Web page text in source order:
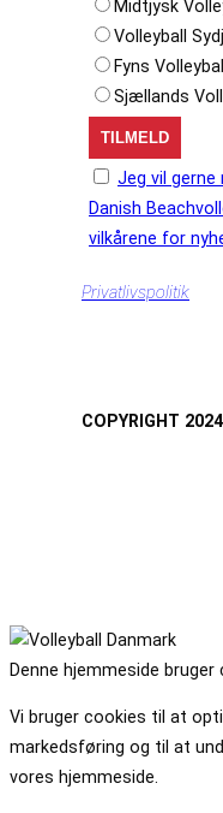
Midtjysk
Volleyball
Fyns
Sjællands
Jeg vil gerne
Danish
vilkårene for
Privatlivspolitik
COPYRIGHT
Denne hjemmeside bruger
Vi bruger cookies til at
markedsføring og til at
vores hjemmeside.